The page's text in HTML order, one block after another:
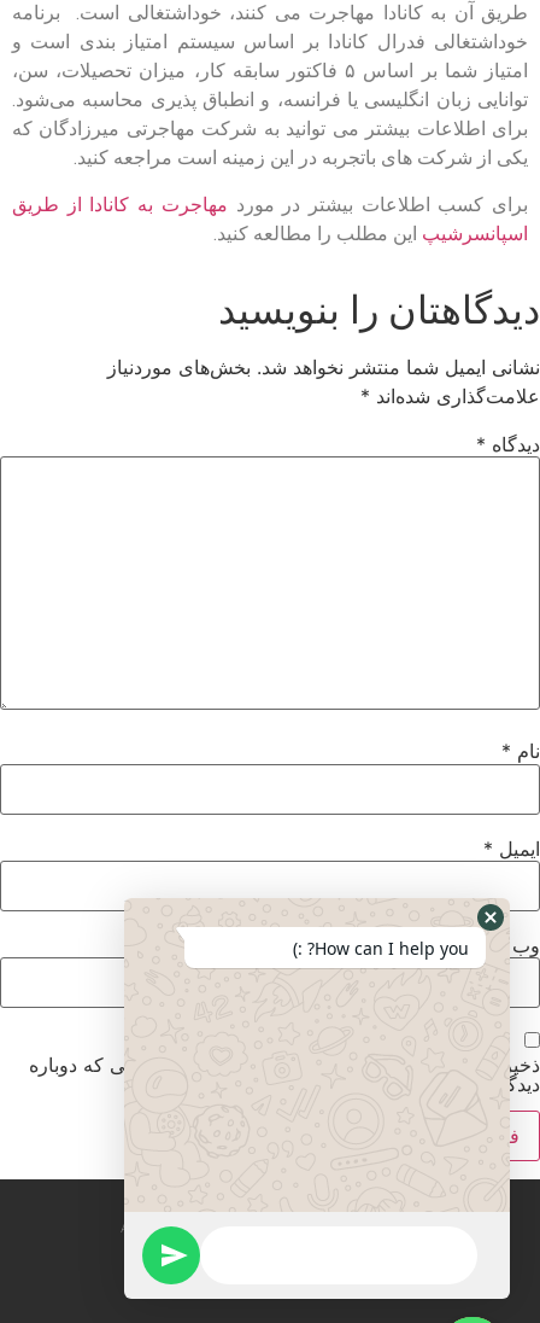
طریق آن به کانادا مهاجرت می کنند، خوداشتغالی است. برنامه
خوداشتغالی فدرال کانادا بر اساس سیستم امتیاز بندی است و
امتیاز شما بر اساس ۵ فاکتور سابقه کار، میزان تحصیلات، سن،
توانایی زبان انگلیسی یا فرانسه، و انطباق پذیری محاسبه می‌شود.
برای اطلاعات بیشتر می توانید به شرکت مهاجرتی میرزادگان که
یکی از شرکت های باتجربه در این زمینه است مراجعه کنید.
برای کسب اطلاعات بیشتر در مورد مهاجرت به کانادا از طریق
اسپانسرشیپ این مطلب را مطالعه کنید.
دیدگاهتان را بنویسید
نشانی ایمیل شما منتشر نخواهد شد. بخش‌های موردنیاز
علامت‌گذاری شده‌اند *
دیدگاه *
نام *
ایمیل *
وب‌ سایت
ذخیره نام، ایمیل و وبسایت من در مرورگر برای زمانی که دوباره
دیدگاهی می‌نویسم.
All rights reserved mirzadegan immigration
How can I help you? :)